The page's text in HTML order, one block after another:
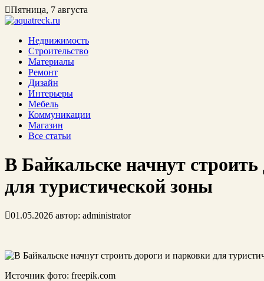
Пятница, 7 августа
Недвижимость
Строительство
Материалы
Ремонт
Дизайн
Интерьеры
Мебель
Коммуникации
Магазин
Все статьи
В Байкальске начнут
для туристической зоны
01.05.2026 автор: administrator
Источник фото: freepik.com